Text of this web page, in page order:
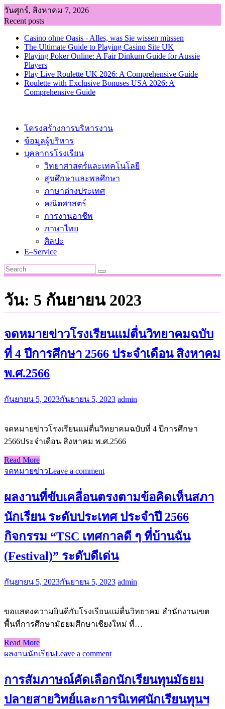
Skip
to
content
วันศุกร์, สิงหาคม 7, 2026
Recent posts
Casino ohne Oasis - Alles, was Sie wissen müssen
The Ultimate Guide to Playing Casino Site UK
Playing Poker Online: A Fair Dinkum Guide for Aussie
Players
Play Live Roulette UK 2026: A Comprehensive Guide
Roulette with Exclusive Bonuses USA 2026: A
Comprehensive Guide
โครงสร้างการบริหารงาน
ข้อมูลผู้บริหาร
บุคลากรโรงเรียน
วิทยาศาสตร์และเทคโนโลยี
สุขศึกษาและพลศึกษา
ภาษาต่างประเทศ
คณิตศาสตร์
การงานอาชีพ
ภาษาไทย
ศิลปะ
E–Service
วัน: 5 กันยายน 2023
จดหมายข่าวโรงเรียนแม่ตื่นวิทยาคมฉบับ
ที่ 4 ปีการศึกษา 2566 ประจำเดือน สิงหาคม
พ.ศ.2566
กันยายน 5, 2023กันยายน 5, 2023 admin
จดหมายข่าวโรงเรียนแม่ตื่นวิทยาคมฉบับที่ 4 ปีการศึกษา
2566ประจำเดือน สิงหาคม พ.ศ.2566
Read More
จดหมายข่าวLeave a comment
ผลงานที่ขับเคลื่อนตรงตามข้อคิดเห็นสภา
นักเรียน ระดับประเทศ ประจำปี 2566
กิจกรรม “TSC เทศกาลดี ๆ ที่บ้านฉัน
(Festival)” ระดับดีเด่น
กันยายน 5, 2023กันยายน 5, 2023 admin
ขอแสดงความยินดีกับโรงเรียนแม่ตื่นวิทยาคม สำนักงานเขต
พื้นที่การศึกษามัธยมศึกษาเชียงใหม่ ที่…
Read More
ผลงานนักเรียนLeave a comment
การสัมภาษณ์คัดเลือกนักเรียนทุนมัธยม
ปลายสายวิทย์และการนิเทศนักเรียนทุนฯ